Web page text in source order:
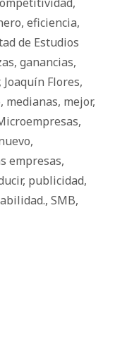
, eficiencia,
de Estudios
, ganancias,
Joaquín Flores,
, medianas, mejor,
,
,
empresas,
, publicidad,
, SMB,